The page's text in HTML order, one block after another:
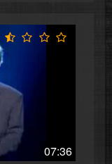
07:36